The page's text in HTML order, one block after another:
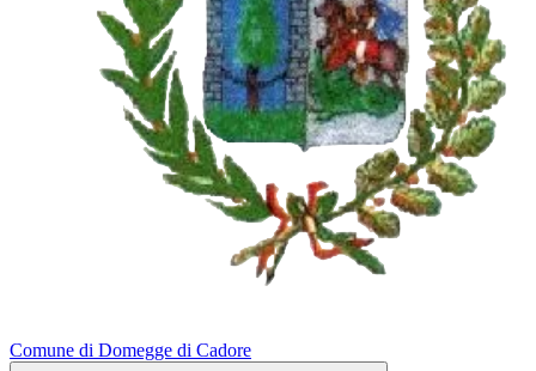
Comune di Domegge di Cadore